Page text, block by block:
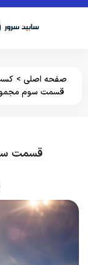
صفحه اصلی >
قسمت سوم
قسمت